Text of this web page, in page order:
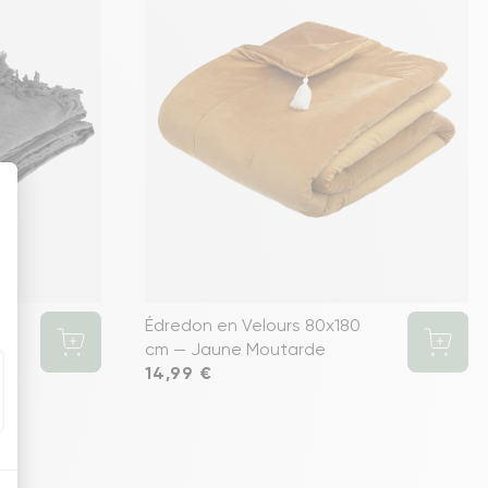
Édredon en Velours 80x180
cm — Jaune Moutarde
Prix
14,99 €